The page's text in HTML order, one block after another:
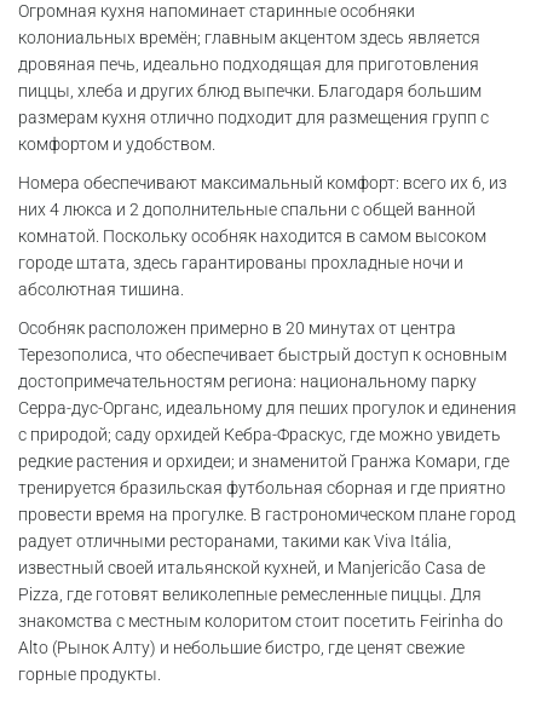
Огромная кухня напоминает старинные особняки
колониальных времён; главным акцентом здесь является
дровяная печь, идеально подходящая для приготовления
пиццы, хлеба и других блюд выпечки. Благодаря большим
размерам кухня отлично подходит для размещения групп с
комфортом и удобством.
Номера обеспечивают максимальный комфорт: всего их 6, из
них 4 люкса и 2 дополнительные спальни с общей ванной
комнатой. Поскольку особняк находится в самом высоком
городе штата, здесь гарантированы прохладные ночи и
абсолютная тишина.
Особняк расположен примерно в 20 минутах от центра
Терезополиса, что обеспечивает быстрый доступ к основным
достопримечательностям региона: национальному парку
Серра-дус-Органс, идеальному для пеших прогулок и единения
с природой; саду орхидей Кебра-Фраскус, где можно увидеть
редкие растения и орхидеи; и знаменитой Гранжа Комари, где
тренируется бразильская футбольная сборная и где приятно
провести время на прогулке. В гастрономическом плане город
радует отличными ресторанами, такими как Viva Itália,
известный своей итальянской кухней, и Manjericão Casa de
Pizza, где готовят великолепные ремесленные пиццы. Для
знакомства с местным колоритом стоит посетить Feirinha do
Alto (Рынок Алту) и небольшие бистро, где ценят свежие
горные продукты.